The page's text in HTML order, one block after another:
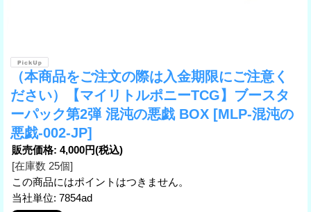
（本商品をご注文の際は入金期限にご注意く
ださい）【マイリトルポニーTCG】ブースタ
ーパック第2弾 混沌の悪戯 BOX [MLP-混沌の
悪戯-002-JP]
販売価格: 4,000円(税込)
[在庫数 25個]
この商品にはポイントはつきません。
当社単位: 7854ad